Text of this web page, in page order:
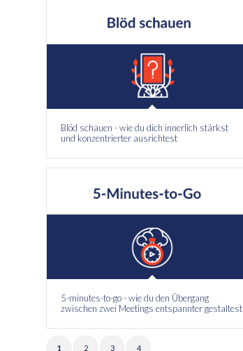
Blöd schauen - wie du dich innerlich stärkst
und konzentrierter ausrichtest
5-minutes-to-go - wie du den Übergang
zwischen zwei Meetings entspannter gestaltest
1 2 3 4